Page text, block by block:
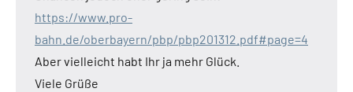
https://www.pro-
bahn.de/oberbayern/pbp/pbp201312.pdf#page=4
Aber vielleicht habt Ihr ja mehr Glück.
Viele Grüße